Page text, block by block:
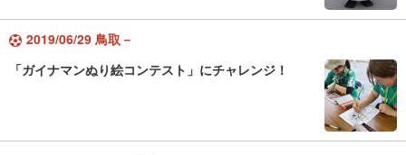
2019/06/29 鳥取－
「ガイナマンぬり絵コンテスト」にチャレンジ！